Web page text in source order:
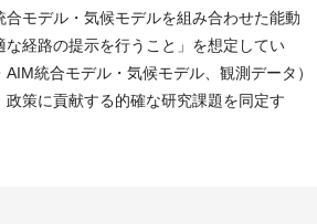
モデル・気候モデルを組み合わせた能動
経路の提示を行うこと」を想定してい
統合モデル・気候モデル、観測データ）
策に貢献する的確な研究課題を同定す